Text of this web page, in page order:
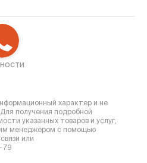
характер и не
получения подробной
указанных товаров и услуг,
менеджером с помощью
или
79